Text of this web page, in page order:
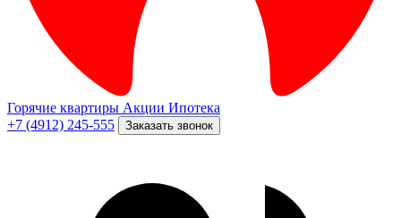
Горячие квартиры Акции Ипотека
+7 (4912) 245-555
Заказать звонок